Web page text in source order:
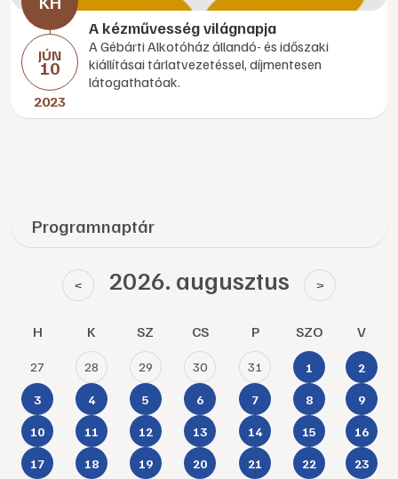
JÚN
10
2023
A kézművesség világnapja
A Gébárti Alkotóház állandó- és időszaki
kiállításai tárlatvezetéssel, díjmentesen
látogathatóak.
Programnaptár
< 2026. augusztus >
H K SZ CS P SZO V
27 28 29 30 31 1 2
3 4 5 6 7 8 9
10 11 12 13 14 15 16
17 18 19 20 21 22 23